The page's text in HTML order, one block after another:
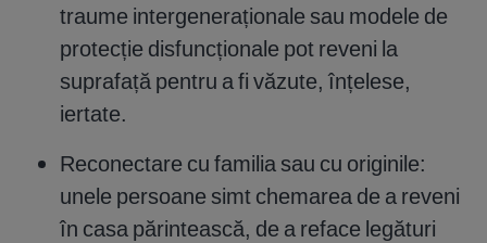
traume intergeneraționale sau modele de
protecție disfuncționale pot reveni la
suprafață pentru a fi văzute, înțelese,
iertate.
Reconectare cu familia sau cu originile:
unele persoane simt chemarea de a reveni
în casa părintească, de a reface legături